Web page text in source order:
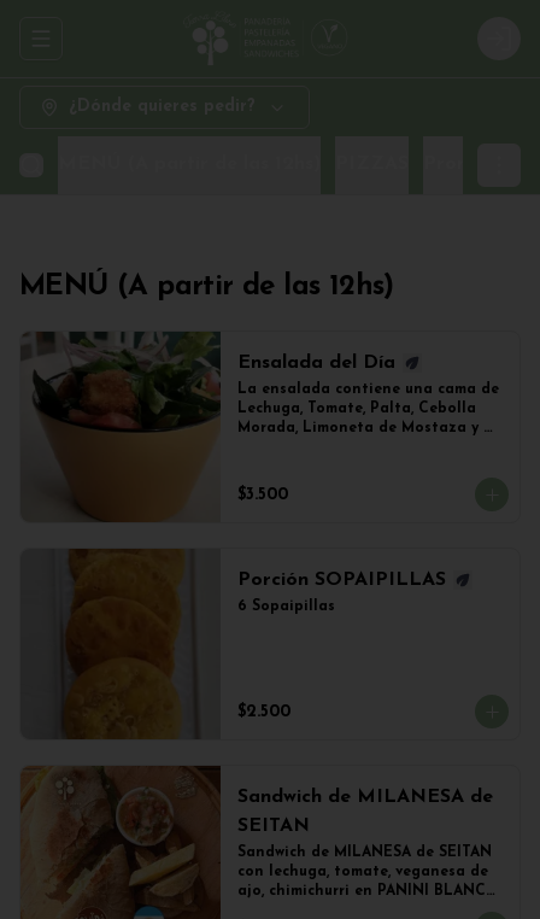
MENÚ (A partir de las 12hs)
Ensalada del Día
La ensalada contiene una cama de
Lechuga, Tomate, Palta, Cebolla
Morada, Limoneta de Mostaza y
o Falafel.
$3.500
Porción SOPAIPILLAS
6 Sopaipillas
$2.500
Sandwich de MILANESA de
SEITAN
Sandwich de MILANESA de SEITAN
con lechuga, tomate, veganesa de
ajo, chimichurri en PANINI BLANCO